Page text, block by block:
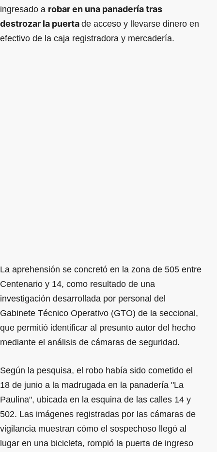
ingresado a robar en una panadería tras
destrozar la puerta de acceso y llevarse dinero en
efectivo de la caja registradora y mercadería.
La aprehensión se concretó en la zona de 505 entre
Centenario y 14, como resultado de una
investigación desarrollada por personal del
Gabinete Técnico Operativo (GTO) de la seccional,
que permitió identificar al presunto autor del hecho
mediante el análisis de cámaras de seguridad.
Según la pesquisa, el robo había sido cometido el
18 de junio a la madrugada en la panadería "La
Paulina", ubicada en la esquina de las calles 14 y
502. Las imágenes registradas por las cámaras de
vigilancia muestran cómo el sospechoso llegó al
lugar en una bicicleta, rompió la puerta de ingreso